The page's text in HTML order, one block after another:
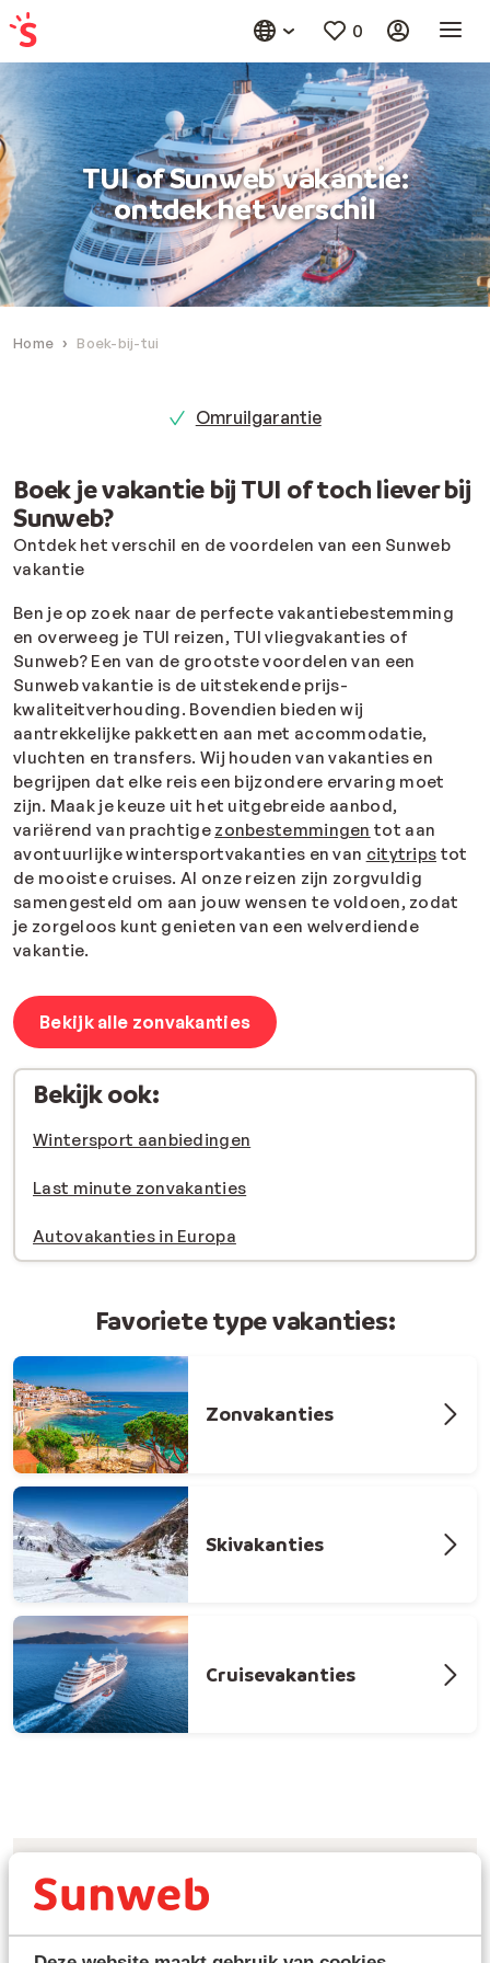
0
TUI of Sunweb vakantie:
ontdek het verschil
Home Boek-bij-tui
Omruilgarantie
Boek je vakantie bij TUI of toch liever bij
Sunweb?
Ontdek het verschil en de voordelen van een Sunweb
vakantie
Ben je op zoek naar de perfecte vakantiebestemming
en overweeg je TUI reizen, TUI vliegvakanties of
Sunweb? Een van de grootste voordelen van een
Sunweb vakantie is de uitstekende prijs-
kwaliteitverhouding. Bovendien bieden wij
aantrekkelijke pakketten aan met accommodatie,
vluchten en transfers. Wij houden van vakanties en
begrijpen dat elke reis een bijzondere ervaring moet
zijn. Maak je keuze uit het uitgebreide aanbod,
variërend van prachtige zonbestemmingen tot aan
avontuurlijke wintersportvakanties en van citytrips tot
de mooiste cruises. Al onze reizen zijn zorgvuldig
samengesteld om aan jouw wensen te voldoen, zodat
je zorgeloos kunt genieten van een welverdiende
vakantie.
Bekijk alle zonvakanties
Bekijk ook:
Wintersport aanbiedingen
Last minute zonvakanties
Autovakanties in Europa
Favoriete type vakanties:
Zonvakanties
Skivakanties
Cruisevakanties
Vind jouw last minute vakantie